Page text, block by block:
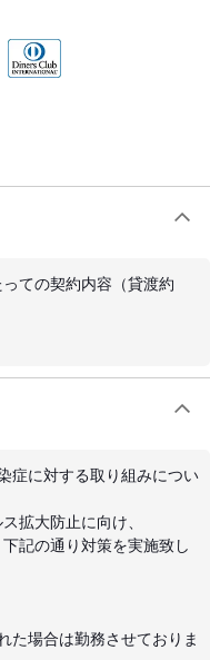
ての契約内容（貸渡約
症に対する取り組みについ
拡大防止に向け、
記の通り対策を実施致し
た場合は勤務させておりま